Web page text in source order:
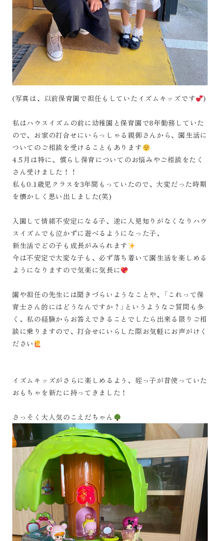
(写真は、以前保育園で担任もしていたイズムキッズです )
私はハウスイズムの前に幼稚園と保育園で8年勤務していた
ので、お家の打合せにいらっしゃる親御さんから、園生活に
ついてのご相談を受けることもあります
4.5月は特に、慣らし保育についてのお悩みやご相談をたく
さん受けました！！
私も0.1歳児クラスを3年間もっていたので、大変だった時期
を懐かしく思い出しました(笑)
入園して情緒不安定になる子、逆に人見知りがなくなりハウ
スイズムでも泣かずに遊べるようになった子、
新生活でどの子も成長がみられます
今は不安定で大変な子も、必ず落ち着いて園生活を楽しめる
ようになりますので気楽に気長に
園や担任の先生には聞きづらいようなことや、「これって保
育士さん的にはどうなんですか？」というようなご質問も多
く、私の経験からお答えできることでしたら出来る限りご相
談に乗りますので、打合せにいらした際お気軽にお声がけく
ださい
イズムキッズがさらに楽しめるよう、姪っ子が昔使っていた
おもちゃを新たに持ってきました！
さっそく大人気のこえだちゃん